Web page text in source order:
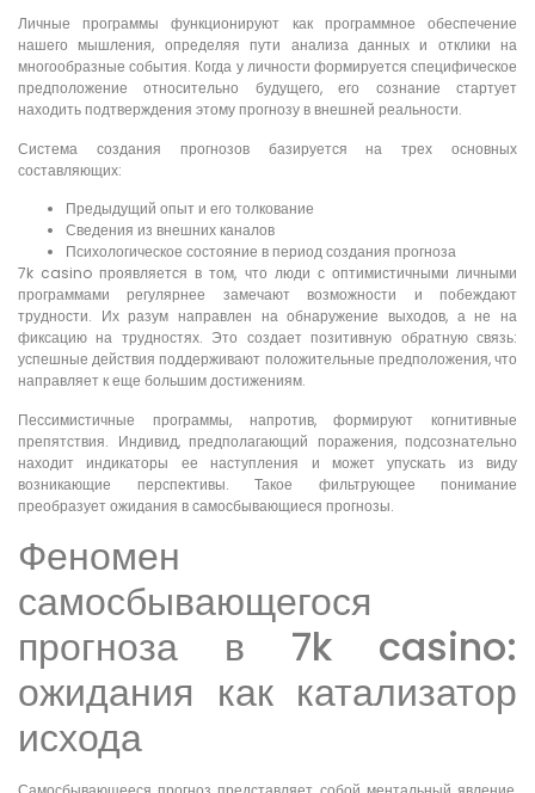
Личные программы функционируют как программное обеспечение
нашего мышления, определяя пути анализа данных и отклики на
многообразные события. Когда у личности формируется специфическое
предположение относительно будущего, его сознание стартует
находить подтверждения этому прогнозу в внешней реальности.
Система создания прогнозов базируется на трех основных
составляющих:
Предыдущий опыт и его толкование
Сведения из внешних каналов
Психологическое состояние в период создания прогноза
7k casino проявляется в том, что люди с оптимистичными личными
программами регулярнее замечают возможности и побеждают
трудности. Их разум направлен на обнаружение выходов, а не на
фиксацию на трудностях. Это создает позитивную обратную связь:
успешные действия поддерживают положительные предположения, что
направляет к еще большим достижениям.
Пессимистичные программы, напротив, формируют когнитивные
препятствия. Индивид, предполагающий поражения, подсознательно
находит индикаторы ее наступления и может упускать из виду
возникающие перспективы. Такое фильтрующее понимание
преобразует ожидания в самосбывающиеся прогнозы.
Феномен
самосбывающегося
прогноза в 7k casino:
ожидания как катализатор
исхода